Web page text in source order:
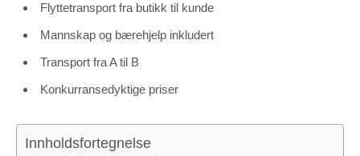
Flyttetransport fra butikk til kunde
Mannskap og bærehjelp inkludert
Transport fra A til B
Konkurransedyktige priser
Innholdsfortegnelse
These
cookies are
optional.
They are